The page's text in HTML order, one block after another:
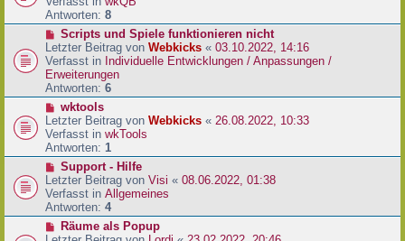
i
t
a
g
e
r
B
e
i
t
r
a
g
Antworten: 8
N
e
u
e
r
B
e
i
t
r
a
g
Scripts und Spiele funktionieren nicht
Letzter Beitrag von Webkicks « 03.10.2022, 14:16
Verfasst in Individuelle Entwicklungen / Anpassungen /
Erweiterungen
Antworten: 6
N
e
u
e
r
B
e
i
t
wktools
Letzter Beitrag von Webkicks « 26.08.2022, 10:33
Verfasst in wkTools
Antworten: 1
N
e
u
e
r
B
Support - Hilfe
Letzter Beitrag von Visi « 08.06.2022, 01:38
Verfasst in Allgemeines
Antworten: 4
NRäume als Popup